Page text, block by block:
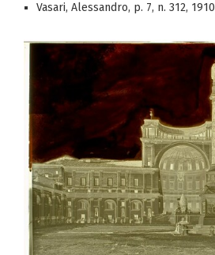
Vasari, Alessandro, p. 7, n. 312, 1910